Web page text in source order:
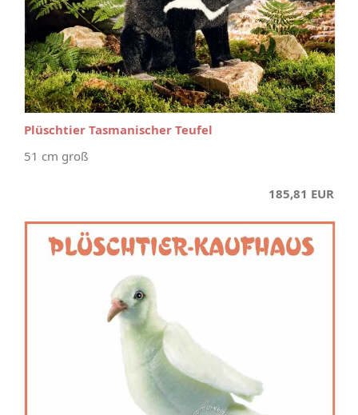
Plüschtier Tasmanischer Teufel
51 cm groß
185,81 EUR